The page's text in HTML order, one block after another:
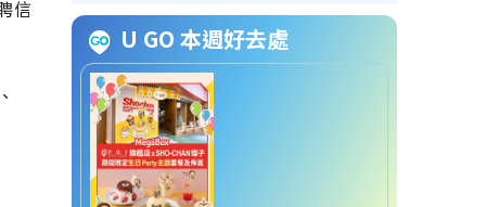
信
U GO 本週好去處